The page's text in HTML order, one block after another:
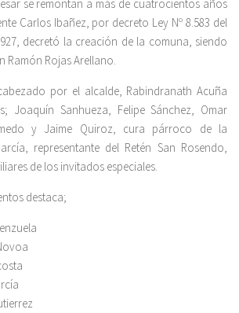
se remontan a más de cuatrocientos años
Carlos Ibañez, por decreto Ley Nº 8.583 del
decretó la creación de la comuna, siendo
Ramón Rojas Arellano.
por el alcalde, Rabindranath Acuña
Joaquín Sanhueza, Felipe Sánchez, Omar
y Jaime Quiroz, cura párroco de la
representante del Retén San Rosendo,
de los invitados especiales.
destaca;